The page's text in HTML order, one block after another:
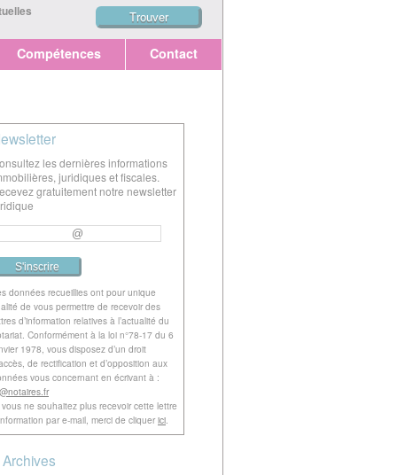
Compétences Contact
les dernières informations
juridiques et fiscales.
gratuitement notre newsletter
données recueillies ont pour unique
de vous permettre de recevoir des
d’information relatives à l’actualité du
Conformément à la loi n°78-17 du 6
1978, vous disposez d’un droit
de rectification et d’opposition aux
vous concernant en écrivant à :
ne souhaitez plus recevoir cette lettre
par e-mail, merci de cliquerici.
Archives